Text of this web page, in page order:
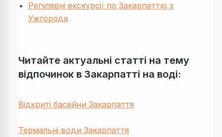
Регулярні екскурсії по Закарпаттю з
Ужгорода
Читайте актуальні статті на тему
відпочинок в Закарпатті на воді:
Відкриті басейни Закарпаття
Термальні води Закарпаття